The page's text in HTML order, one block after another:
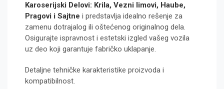
Karoserijski Delovi: Krila, Vezni limovi, Haube,
Pragovi i Sajtne i predstavlja idealno rešenje za
zamenu dotrajalog ili oštećenog originalnog dela.
Osigurajte ispravnost i estetski izgled vašeg vozila
uz deo koji garantuje fabričko uklapanje.
Detaljne tehničke karakteristike proizvoda i
kompatibilnost.